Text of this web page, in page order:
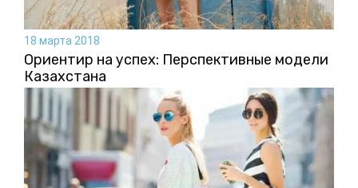
18 марта 2018
Ориентир на успех: Перспективные модели
Казахстана